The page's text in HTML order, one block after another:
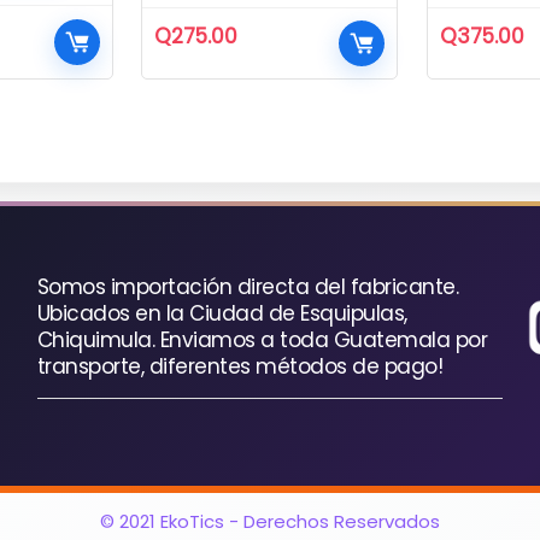
Q275.00 Q375.00
Somos importación directa del fabricante.
Ubicados en la Ciudad de Esquipulas,
Chiquimula. Enviamos a toda Guatemala por
transporte, diferentes métodos de pago!
© 2021 EkoTics - Derechos Reservados